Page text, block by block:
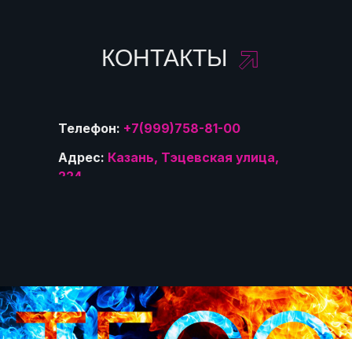
Телефон: +7(999)758-81-00
Адрес: Казань, Тэцевская улица,
224
КОНТАКТЫ